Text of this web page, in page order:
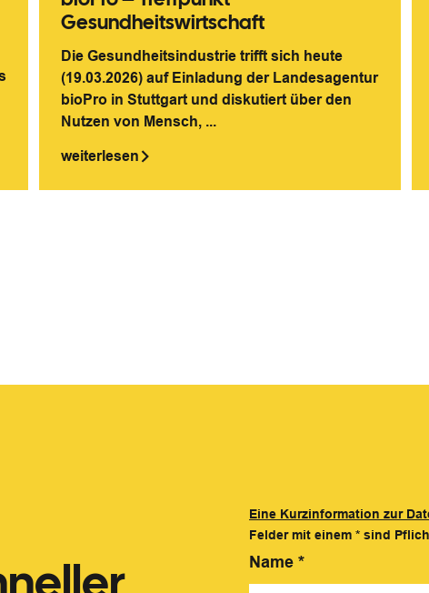
Gesundheitswirtschaft
Die Gesundheitsindustrie trifft sich heute
(19.03.2026) auf Einladung der Landesagentur
bioPro in Stuttgart und diskutiert über den
Nutzen von Mensch, ...
weiterlesen
Eine Kurzinformation zur
Felder mit einem * sind
Name *